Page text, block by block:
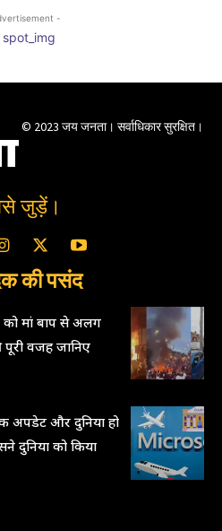
-
© 2023 जय जनता। सर्वाधिकार सुरक्षित।
जुड़ें।
की पसंद
को मां बाप से अलग
वजह जानिए
और दुनिया हो
दुनिया को किया